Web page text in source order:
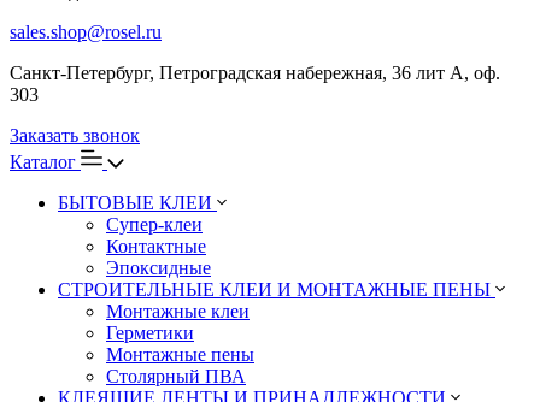
sales.shop@rosel.ru
Санкт-Петербург, Петроградская набережная, 36 лит А, оф.
303
Заказать звонок
Каталог
БЫТОВЫЕ КЛЕИ
Супер-клеи
Контактные
Эпоксидные
СТРОИТЕЛЬНЫЕ КЛЕИ И МОНТАЖНЫЕ ПЕНЫ
Монтажные клеи
Герметики
Монтажные пены
Столярный ПВА